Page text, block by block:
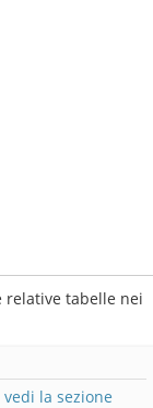
relative tabelle nei
la sezione